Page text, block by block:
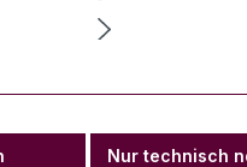
Nur technisch